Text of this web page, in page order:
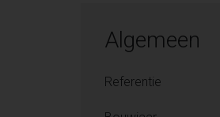
Algemeen
Referentie